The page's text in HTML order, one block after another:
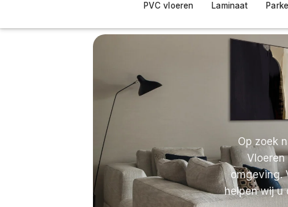
PVC vloeren Laminaat
Op zoek
Vloeren
omgeving.
helpen wij u